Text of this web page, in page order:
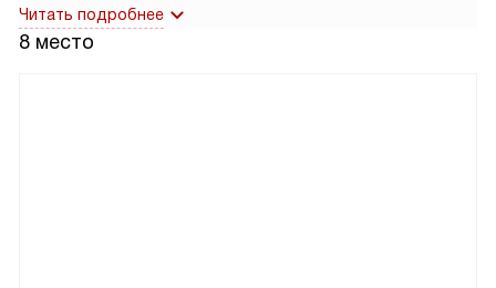
Читать подробнее
8 место